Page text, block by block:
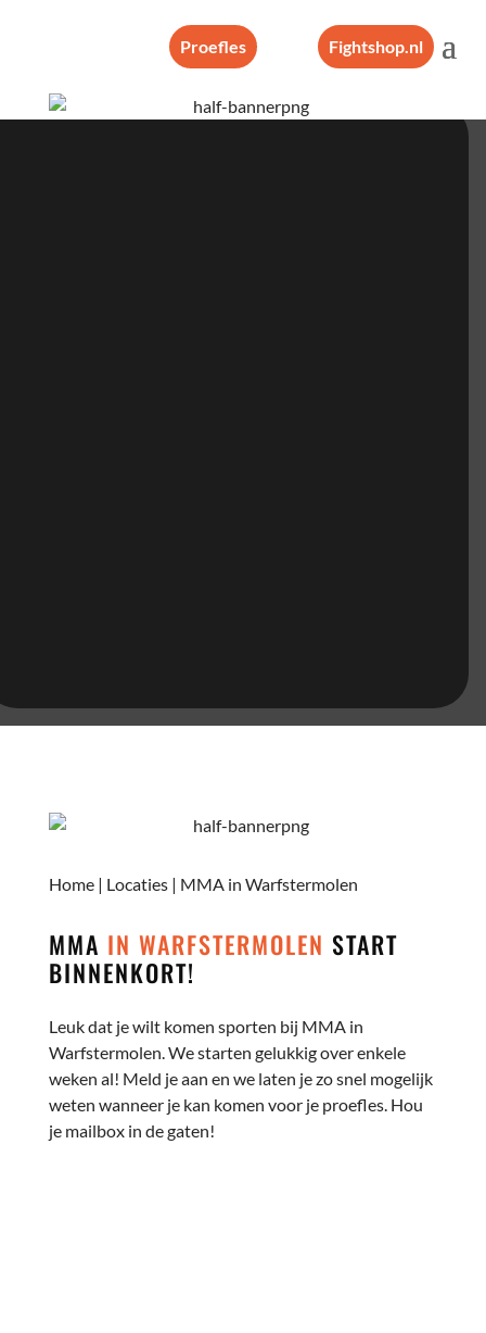
Proefles Fightshop.nl
Home| Locaties| MMA in Warfstermolen
MMA IN WARFSTERMOLEN START
BINNENKORT!
Leuk dat je wilt komen sporten bij MMA in
Warfstermolen. We starten gelukkig over enkele
weken al! Meld je aan en we laten je zo snel mogelijk
weten wanneer je kan komen voor je proefles. Hou
je mailbox in de gaten!